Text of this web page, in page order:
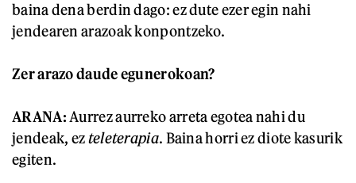
baina dena berdin dago: ez dute ezer egin nahi
jendearen arazoak konpontzeko.
Zer arazo daude egunerokoan?
ARANA: Aurrez aurreko arreta egotea nahi du
jendeak, ezteleterapia. Baina horri ez diote kasurik
egiten.